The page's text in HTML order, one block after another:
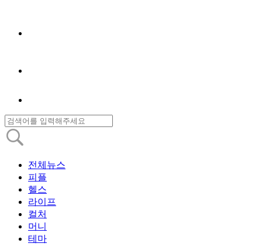
전체뉴스
피플
헬스
라이프
컬처
머니
테마